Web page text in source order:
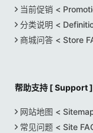
当前促销 <
分类说明 <
商城问答 < Store
帮助支持 [ Support ]
网站地图 <
常见问题 < Site